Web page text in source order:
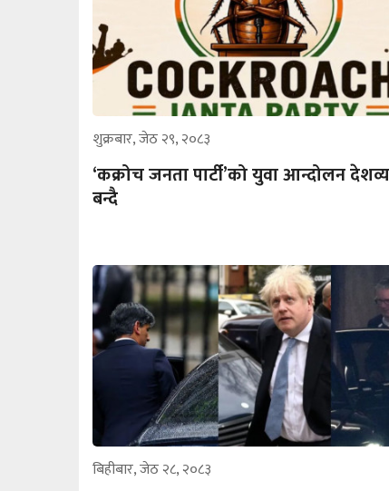
शुक्रबार, जेठ २९, २०८३
‘कक्रोच जनता पार्टी’को युवा आन्दोलन
बन्दै
बिहीबार, जेठ २८, २०८३